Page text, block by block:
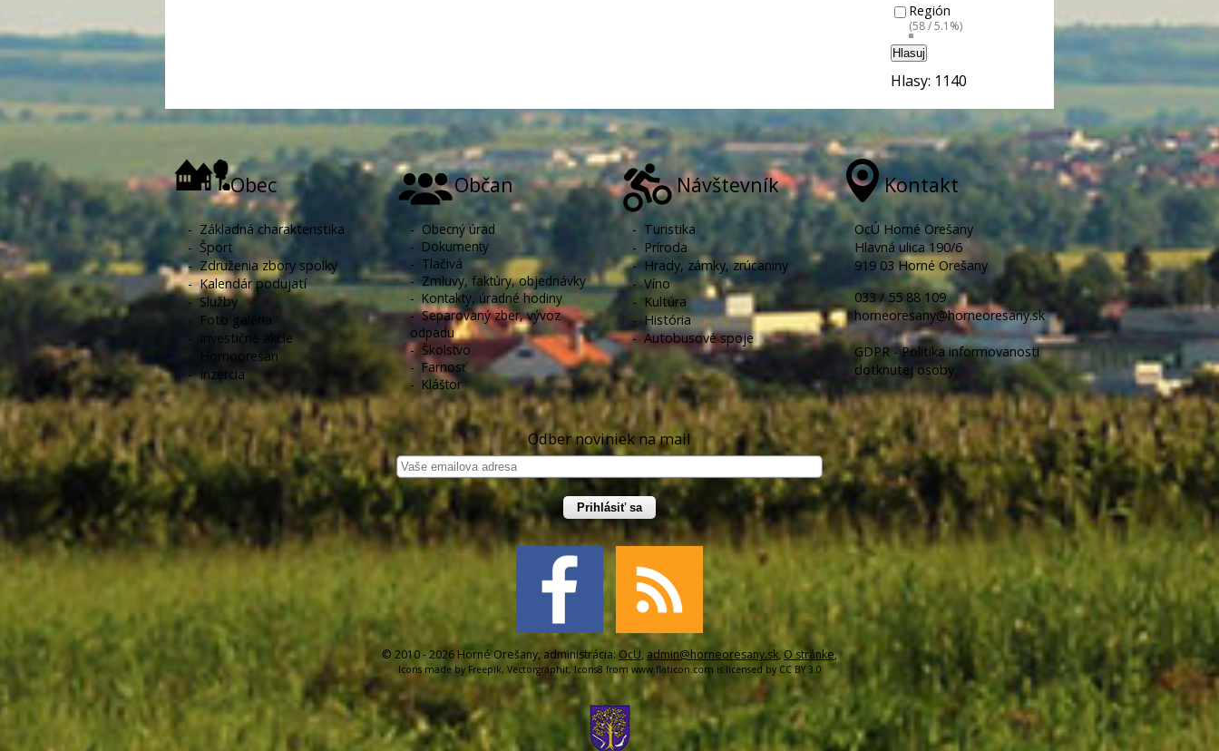
Región
(58 / 5.1%)
Hlasuj
Hlasy: 1140
Obec
- Základná charakteristika
- Šport
- Združenia zbory spolky
-Kalendár podujatí
-Služby
- Foto galéria
- Investičné akcie
-
Hornoorešan
-Inzercia
Občan
-Obecný úrad
- Dokumenty
- Tlačivá
- Zmluvy, faktúry, objednávky
- Kontakty, úradné hodiny
-Separovaný zber, vývoz
odpadu
- Školstvo
- Farnosť
- Kláštor
Návštevník
- Turistika
- Príroda
- Hrady, zámky, zrúcaniny
-Víno
- Kultúra
-História
-Autobusové spoje
Kontakt
OcÚ Horné Orešany
Hlavná ulica 190/6
919 03 Horné Orešany
033 / 55 88 109
horneoresany@horneoresany.sk
GDPR - Politika informovanosti
dotknutej osoby
Odber noviniek na mail
Prihlásiť sa
© 2010 - 2026 Horné Orešany, administrácia: OcU, admin@horneoresany.sk,O stránke,
Icons made by Freepik, Vectorgraphit, Icons8 fromwww.flaticon.com is licensed by CC BY 3.0